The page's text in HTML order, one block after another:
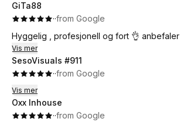
GiTa88
··from Google
Hyggelig , profesjonell og fort 👌 anbefaler
Vis mer
SesoVisuals #911
··from Google
Vis mer
Oxx Inhouse
··from Google